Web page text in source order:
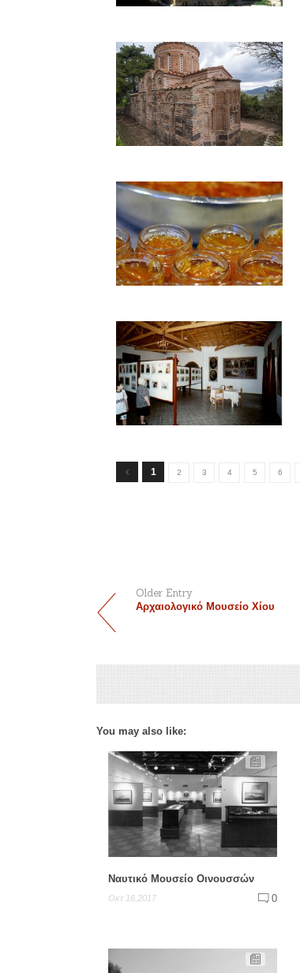
1 2 3 4 5 6
Older Entry
Αρχαιολογικό Μουσείο Χίου
You may also like:
Ναυτικό Μουσείο Οινουσσών
Οκτ 16,2017 0